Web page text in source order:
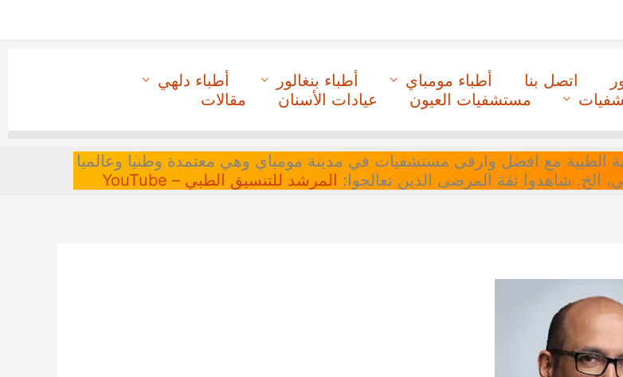
اتصل بنا أطباء مومباي أطباء بنغالور
أطباء دلهي
مستشفيات العيون عيادات الأسنان مقالات
والترجمة الطبية مع افضل وارقى مستشفيات في مدينة مومباي وهي معتمدة وطنيا وعالميا
الخ. شاهدوا ثقة المرضى الذين تعالجوا: المرشد للتنسيق الطبي – YouTube